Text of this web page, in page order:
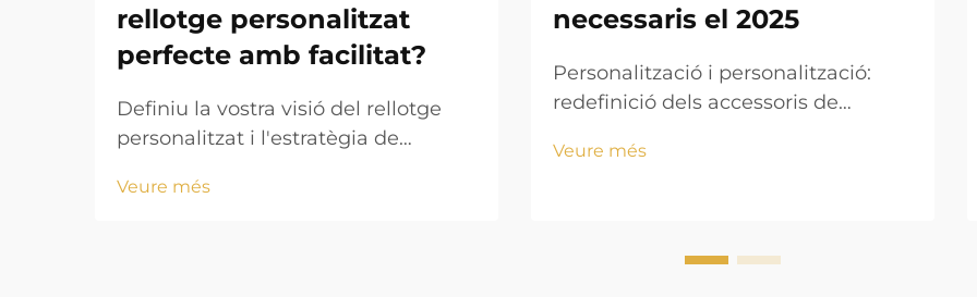
rellotge personalitzat
perfecte amb facilitat?
Definiu la vostra visió del rellotge
personalitzat i l'estratègia de
personalitzat atractiu comença amb
Veure més
necessaris el 2025
Personalització i personalització:
redefinició dels accessoris de
consumidors de quadres, cintes i
Veure més